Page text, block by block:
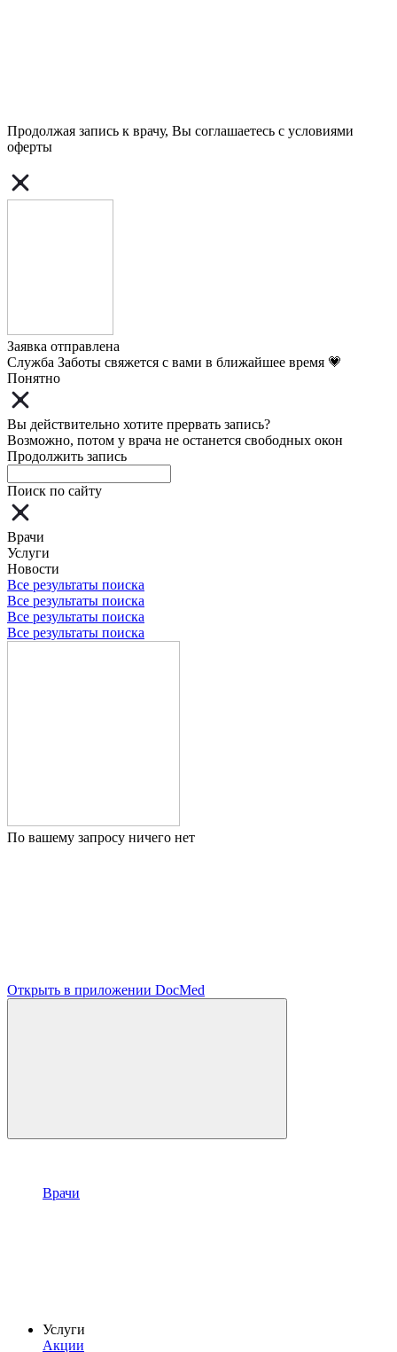
Продолжая запись к врачу, Вы соглашаетесь с условиями
оферты
Заявка отправлена
Служба Заботы свяжется с вами в ближайшее время 💗
Понятно
Вы действительно хотите прервать запись?
Возможно, потом у врача не останется свободных окон
Продолжить запись
Поиск по сайту
Врачи
Услуги
Новости
Все результаты поиска
Все результаты поиска
Все результаты поиска
Все результаты поиска
По вашему запросу ничего нет
Открыть в приложении DocMed
Врачи
Услуги
Акции